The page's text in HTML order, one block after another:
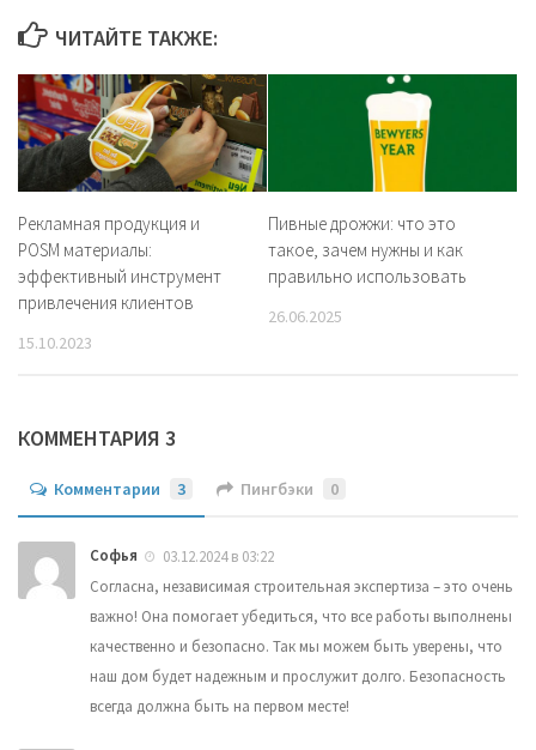
ЧИТАЙТЕ ТАКЖЕ:
Рекламная продукция и
POSM материалы:
эффективный инструмент
привлечения клиентов
15.10.2023
Пивные дрожжи: что это
такое, зачем нужны и как
правильно использовать
26.06.2025
КОММЕНТАРИЯ 3
Комментарии 3 Пингбэки 0
Софья
03.12.2024 в 03:22
Согласна, независимая строительная экспертиза – это очень
важно! Она помогает убедиться, что все работы выполнены
качественно и безопасно. Так мы можем быть уверены, что
наш дом будет надежным и прослужит долго. Безопасность
всегда должна быть на первом месте!